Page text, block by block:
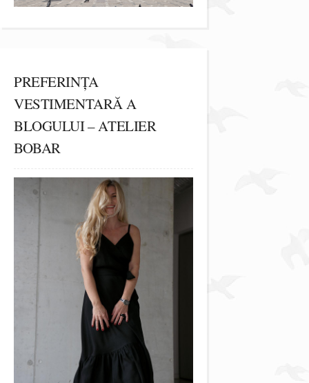
PREFERINȚA
VESTIMENTARĂ A
BLOGULUI – ATELIER
BOBAR